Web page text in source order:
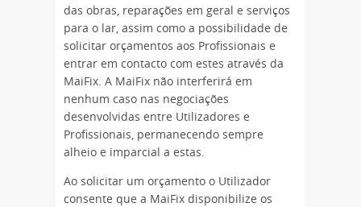
das obras, reparações em geral e serviços
para o lar, assim como a possibilidade de
solicitar orçamentos aos Profissionais e
entrar em contacto com estes através da
MaiFix. A MaiFix não interferirá em
nenhum caso nas negociações
desenvolvidas entre Utilizadores e
Profissionais, permanecendo sempre
alheio e imparcial a estas.
Ao solicitar um orçamento o Utilizador
consente que a MaiFix disponibilize os